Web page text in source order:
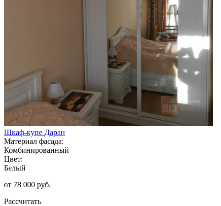
Шкаф-купе Даран
Материал фасада:
Комбинированный
Цвет:
Белый
от 78 000 руб.
Рассчитать